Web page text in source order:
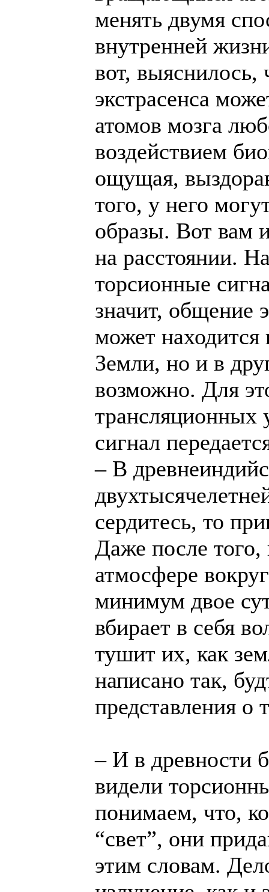
менять двумя
внутренней
вот, выяснилось,
экстрасенса
атомов мозга
воздействием
ощущая,
того, у него
образы. Вот вам
на расстоянии.
торсионные
значит, общение
может находится
Земли, но и в
возможно. Для
трансляционных
сигнал
– В
сердитесь, то
Даже после того,
атмосфере
минимум двое
вбирает в себя
тушит их, как
написано так,
представления о
– И в древности
видели
понимаем, что,
“свет”, они
этим словам.